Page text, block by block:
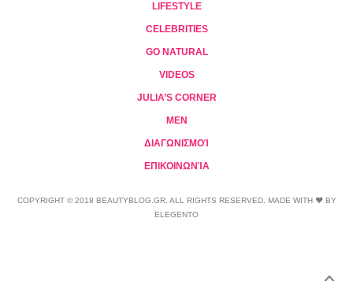
LIFESTYLE
CELEBRITIES
GO NATURAL
VIDEOS
JULIA’S CORNER
MEN
ΔΙΑΓΩΝΙΣΜΟΊ
ΕΠΙΚΟΙΝΩΝΊΑ
COPYRIGHT © 2018 BEAUTYBLOG.GR. ALL RIGHTS RESERVED. MADE WITH ❤ BY
ELEGENTO